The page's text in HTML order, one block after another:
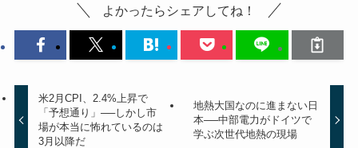
よかったらシェアしてね！
米2月CPI、2.4%上昇で
「予想通り」──しかし市
場が本当に怖れているのは
3月以降だ
地熱大国なのに進まない日
本──中部電力がドイツで
学ぶ次世代地熱の現場